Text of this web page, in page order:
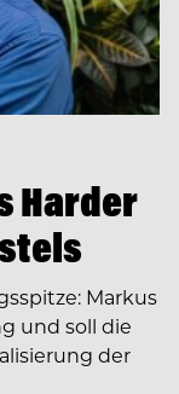
Harder
Markus
und soll die
der